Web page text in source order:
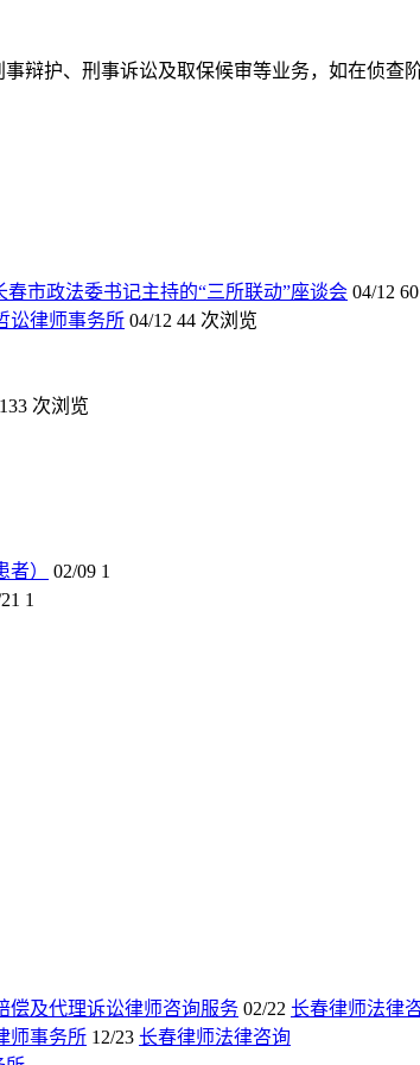
辩护、刑事诉讼及取保候审等业务，如在侦查
市政法委书记主持的“三所联动”座谈会 04/12
讼律师事务所 04/12 44 次浏览
133 次浏览
）
02/09 1
1
偿及代理诉讼律师咨询服务 02/22 长春律师法律
师事务所 12/23 长春律师法律咨询